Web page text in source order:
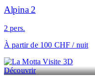
Alpina 2
2 pers.
À partir de100 CHF / nuit
Visite 3D
Découvrir